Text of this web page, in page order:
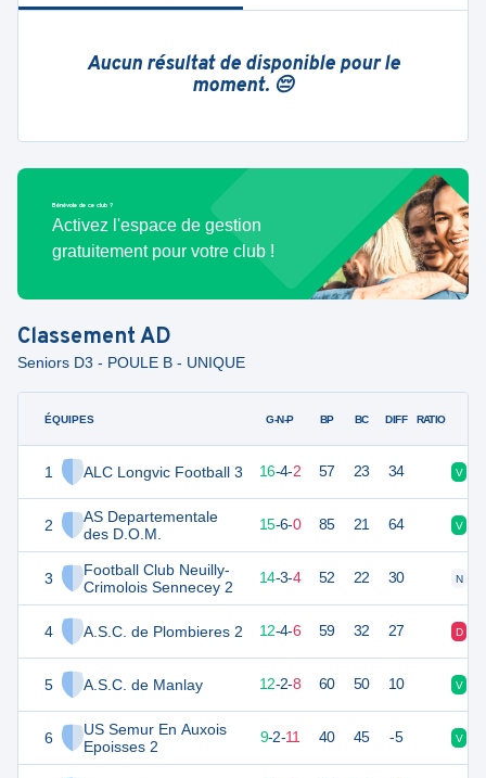
Aucun résultat de disponible pour le
moment. 😔
Bénévole de ce club ?
Activez l'espace de gestion
gratuitement pour votre club !
ClassementAD
Seniors D3 - POULE B - UNIQUE
ÉQUIPES
1 ALC Longvic Football 3
2
AS Departementale
des D.O.M.
3
Football Club Neuilly-
Crimolois Sennecey 2
4 A.S.C. de Plombieres 2
5 A.S.C. de Manlay
6
US Semur En Auxois
Epoisses 2
G-N-P BP BC DIFF RATIO
52 22 16-4-2 57 23 34 V
51 15-6-0 85 21 64 V
45 21 14-3-4 52 22 30 N
40 22 12-4-6 59 32 27 D
38 12-2-8 60 50 10 V
29 22 9-2-11 40 45 -5 V